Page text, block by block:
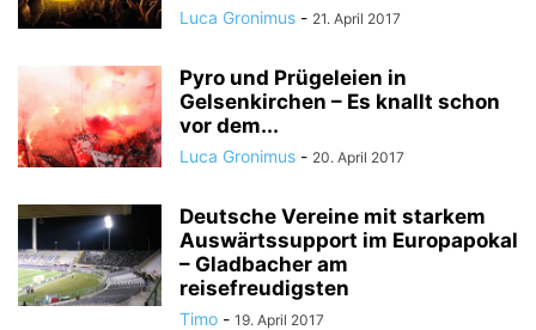
Luca Gronimus - 21. April 2017
Pyro und Prügeleien in
Gelsenkirchen – Es knallt schon
vor dem...
Luca Gronimus - 20. April 2017
Deutsche Vereine mit starkem
Auswärtssupport im Europapokal
– Gladbacher am
reisefreudigsten
Timo - 19. April 2017